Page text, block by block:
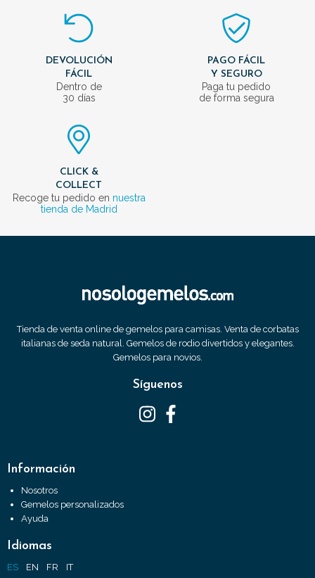
DEVOLUCIÓN
FÁCIL
Dentro de
30 días
PAGO FÁCIL
Y SEGURO
Paga tu pedido
de forma segura
CLICK &
COLLECT
Recoge tu pedido en nuestra
tienda de Madrid
Tienda de venta online de gemelos para camisas. Venta de corbatas
italianas de seda natural. Gemelos de rodio divertidos y elegantes.
Gemelos para novios.
Síguenos
Información
Nosotros
Gemelos personalizados
Ayuda
Idiomas
ES EN FR IT